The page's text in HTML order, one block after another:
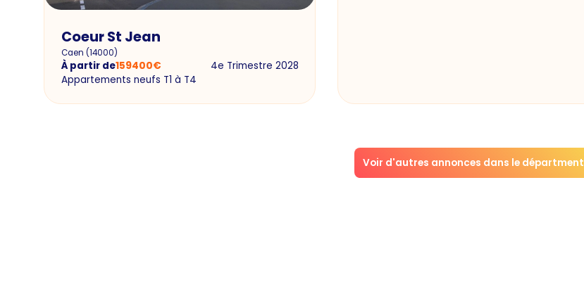
Coeur St Jean
Caen (14000)
À partir de159400€
4e Trimestre 2028
Appartements neufs T1 à T4
Voir d'autres annonces dans le départment